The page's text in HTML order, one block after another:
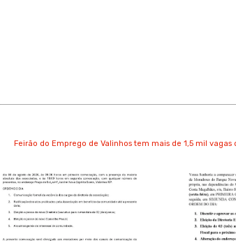
Feirão do Emprego de Valinhos tem mais de 1,5 mil